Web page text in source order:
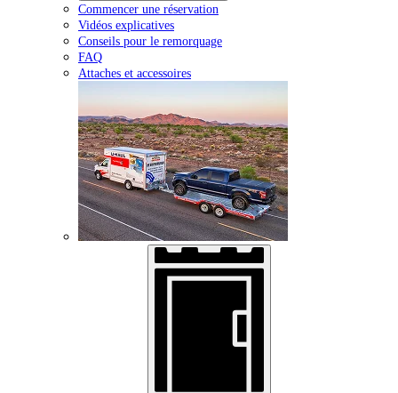
Commencer une réservation
Vidéos explicatives
Conseils pour le remorquage
FAQ
Attaches et accessoires